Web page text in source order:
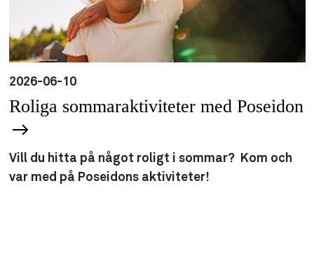
2026-06-10
Roliga sommaraktiviteter med Poseidon
Vill du hitta på något roligt i sommar? Kom och
var med på Poseidons aktiviteter!